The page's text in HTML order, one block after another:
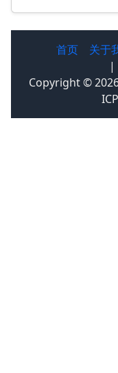
首页 关于
|
Copyright ©